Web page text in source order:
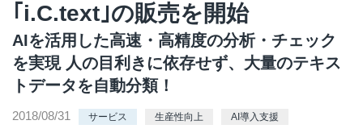
｢i.C.text｣の販売を開始
AIを活用した高速・高精度の分析・チェック
を実現 人の目利きに依存せず、大量のテキス
トデータを自動分類！
2018/08/31 サービス 生産性向上 AI導入支援